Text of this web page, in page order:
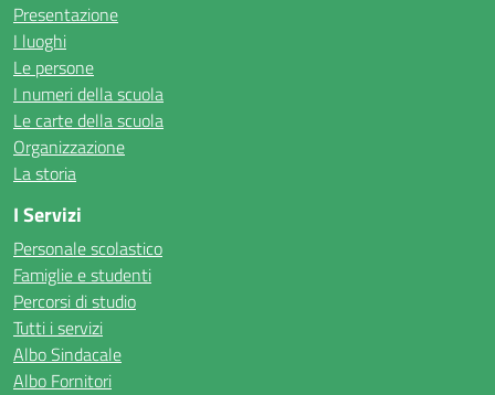
Presentazione
I luoghi
Le persone
I numeri della scuola
Le carte della scuola
Organizzazione
La storia
I Servizi
Personale scolastico
Famiglie e studenti
Percorsi di studio
Tutti i servizi
Albo Sindacale
Albo Fornitori